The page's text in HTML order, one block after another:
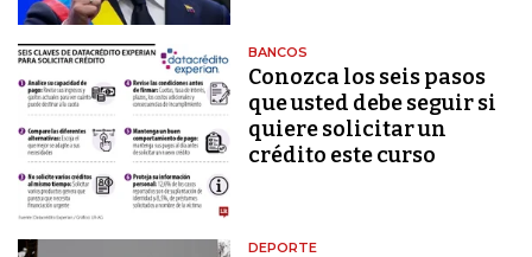
BANCOS
Conozca los seis pasos
que usted debe seguir si
quiere solicitar un
crédito este curso
DEPORTE